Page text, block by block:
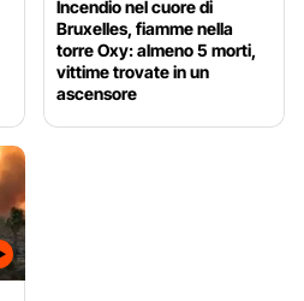
Incendio nel cuore di
Bruxelles, fiamme nella
torre Oxy: almeno 5 morti,
vittime trovate in un
ascensore